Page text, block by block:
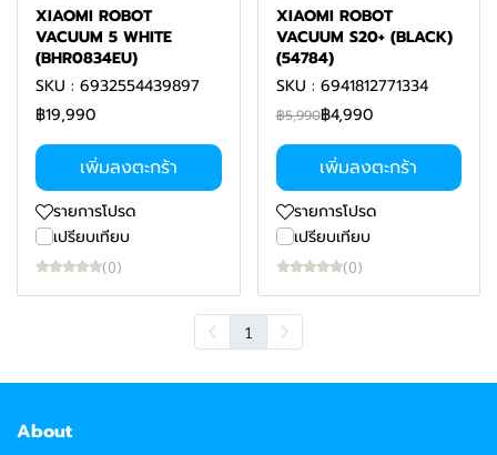
XIAOMI ROBOT
VACUUM 5 WHITE
(BHR0834EU)
SKU : 6932554439897
฿19,990
เพิ่มลงตะกร้า
รายการโปรด
เปรียบเทียบ
(0)
XIAOMI ROBOT
VACUUM S20+ (BLACK)
(54784)
SKU : 6941812771334
฿5,990฿4,990
เพิ่มลงตะกร้า
รายการโปรด
เปรียบเทียบ
(0)
1
About